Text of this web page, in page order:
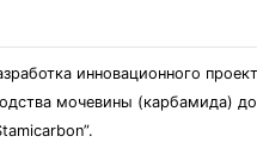
инновационного
мочевины (карбамида)